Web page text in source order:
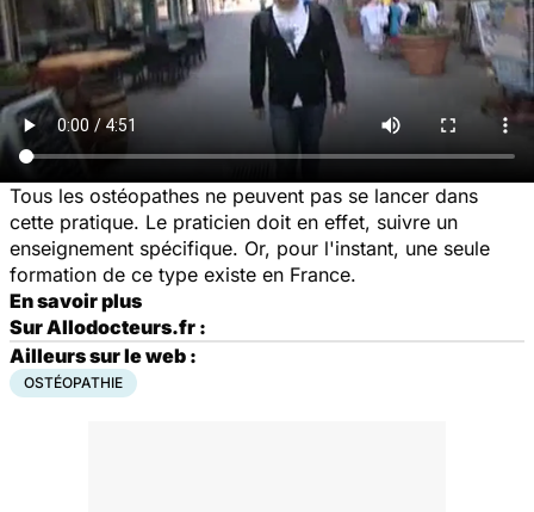
Tous les ostéopathes ne peuvent pas se lancer dans
cette pratique. Le praticien doit en effet, suivre un
enseignement spécifique. Or, pour l'instant, une seule
formation de ce type existe en France.
En savoir plus
Sur Allodocteurs.fr :
Ailleurs sur le web :
OSTÉOPATHIE